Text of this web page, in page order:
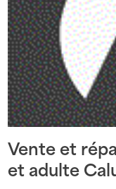
Vente et
et adulte